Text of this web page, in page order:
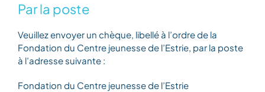
Par la poste
Veuillez envoyer un chèque, libellé à l’ordre de la
Fondation du Centre jeunesse de l’Estrie, par la poste
à l’adresse suivante :
Fondation du Centre jeunesse de l’Estrie